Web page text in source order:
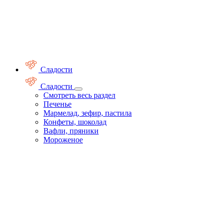
Сладости
Сладости
Смотреть весь раздел
Печенье
Мармелад, зефир, пастила
Конфеты, шоколад
Вафли, пряники
Мороженое